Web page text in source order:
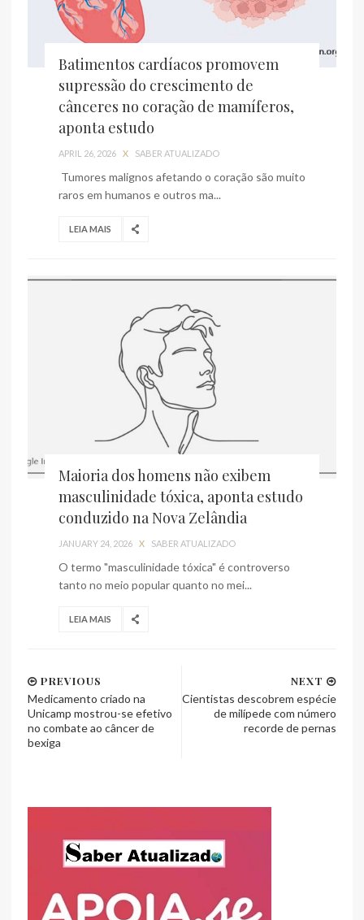
Batimentos cardíacos promovem
supressão do crescimento de
cânceres no coração de mamíferos,
aponta estudo
APRIL 26, 2026 X SABER ATUALIZADO
Tumores malignos afetando o coração são muito
raros em humanos e outros ma...
LEIA MAIS
Maioria dos homens não exibem
masculinidade tóxica, aponta estudo
conduzido na Nova Zelândia
JANUARY 24, 2026 X SABER ATUALIZADO
O termo "masculinidade tóxica" é controverso
tanto no meio popular quanto no mei...
LEIA MAIS
NEXT
Cientistas descobrem espécie
de milípede com número
recorde de pernas
PREVIOUS
Medicamento criado na
Unicamp mostrou-se efetivo
no combate ao câncer de
bexiga